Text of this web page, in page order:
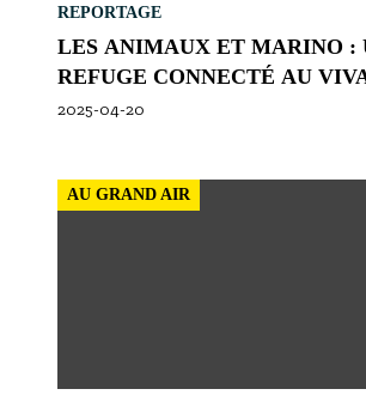
REPORTAGE
LES ANIMAUX ET MARINO :
REFUGE CONNECTÉ AU
2025-04-20
AU GRAND AIR